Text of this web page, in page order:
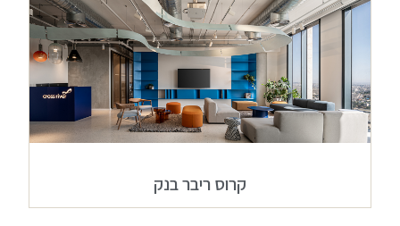
קרוס ריבר בנק